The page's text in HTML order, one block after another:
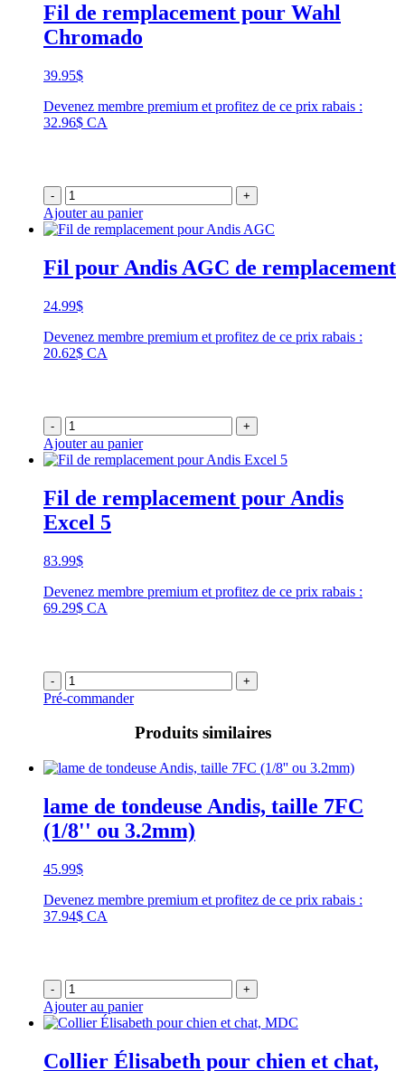
Fil de remplacement pour Wahl
Chromado
39.95$
Devenez membre premium et profitez de ce prix rabais :
32.96$ CA
- +
Ajouter au panier
Fil pour Andis AGC de remplacement
24.99$
Devenez membre premium et profitez de ce prix rabais :
20.62$ CA
- +
Ajouter au panier
Fil de remplacement pour Andis
Excel 5
83.99$
Devenez membre premium et profitez de ce prix rabais :
69.29$ CA
- +
Pré-commander
Produits similaires
lame de tondeuse Andis, taille 7FC
(1/8'' ou 3.2mm)
45.99$
Devenez membre premium et profitez de ce prix rabais :
37.94$ CA
- +
Ajouter au panier
Collier Élisabeth pour chien et chat,